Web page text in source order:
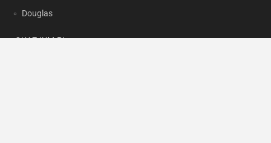
Douglas
OKAZJUM.PL